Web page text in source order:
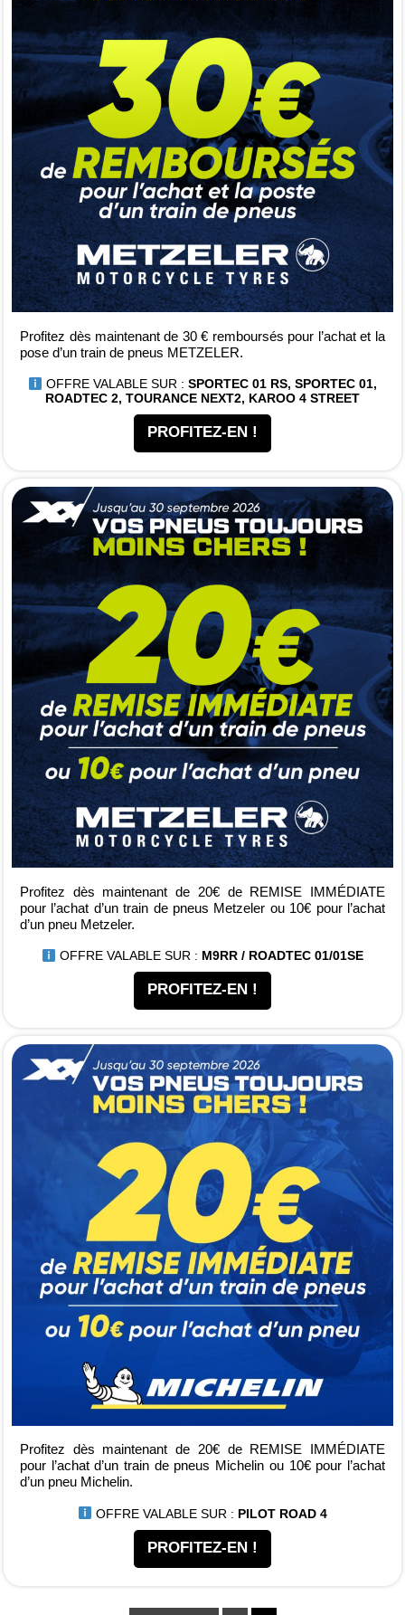
Profitez dès maintenant de 30 € remboursés pour l’achat et la
pose d’un train de pneus METZELER.
OFFRE VALABLE SUR : SPORTEC 01 RS, SPORTEC 01,
ROADTEC 2, TOURANCE NEXT2, KAROO 4 STREET
PROFITEZ-EN !
Profitez dès maintenant de 20€ de REMISE IMMÉDIATE
pour l’achat d’un train de pneus Metzeler ou 10€ pour l’achat
d’un pneu Metzeler.
OFFRE VALABLE SUR : M9RR / ROADTEC 01/01SE
PROFITEZ-EN !
Profitez dès maintenant de 20€ de REMISE IMMÉDIATE
pour l’achat d’un train de pneus Michelin ou 10€ pour l’achat
d’un pneu Michelin.
OFFRE VALABLE SUR : PILOT ROAD 4
PROFITEZ-EN !